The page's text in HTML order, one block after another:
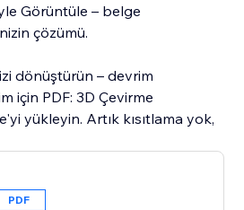
Görüntüle – belge
çözümü.
dönüştürün – devrim
için PDF: 3D Çevirme
yükleyin. Artık kısıtlama yok,
PDF